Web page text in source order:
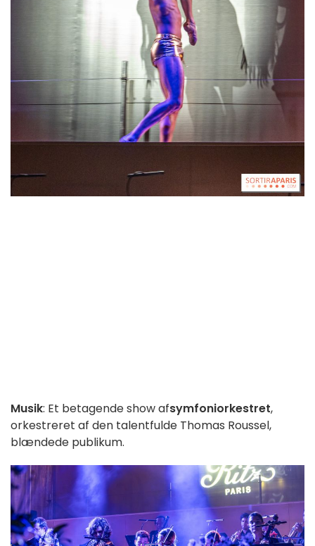
Musik: Et betagende show afsymfoniorkestret,
orkestreret af den talentfulde Thomas Roussel,
blændede publikum.